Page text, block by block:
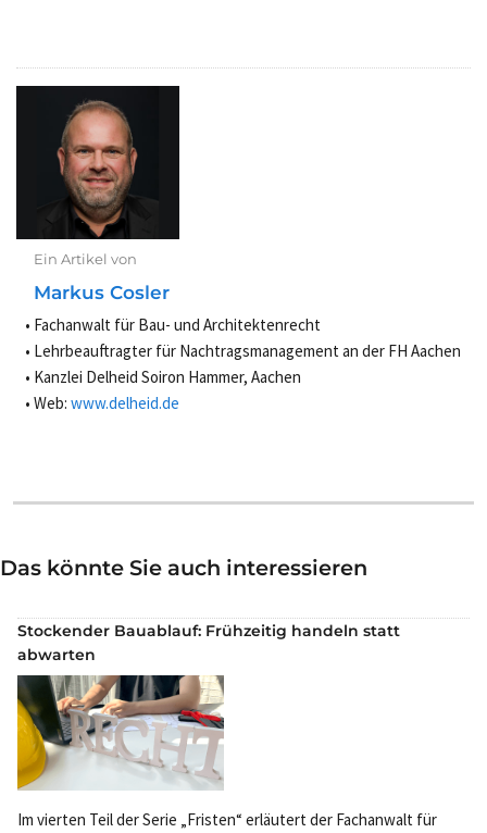
Ein Artikel von
Markus Cosler
Fachanwalt für Bau- und Architektenrecht
Lehrbeauftragter für Nachtragsmanagement an der FH Aachen
Kanzlei Delheid Soiron Hammer, Aachen
Web: www.delheid.de
Das könnte Sie auch interessieren
Stockender Bauablauf: Frühzeitig handeln statt
abwarten
Im vierten Teil der Serie „Fristen“ erläutert der Fachanwalt für